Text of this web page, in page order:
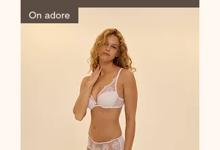
On adore